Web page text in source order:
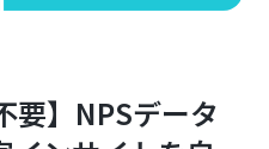
要】NPSデータ